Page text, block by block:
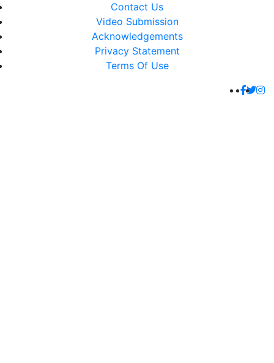
Contact Us
Video Submission
Acknowledgements
Privacy Statement
Terms Of Use